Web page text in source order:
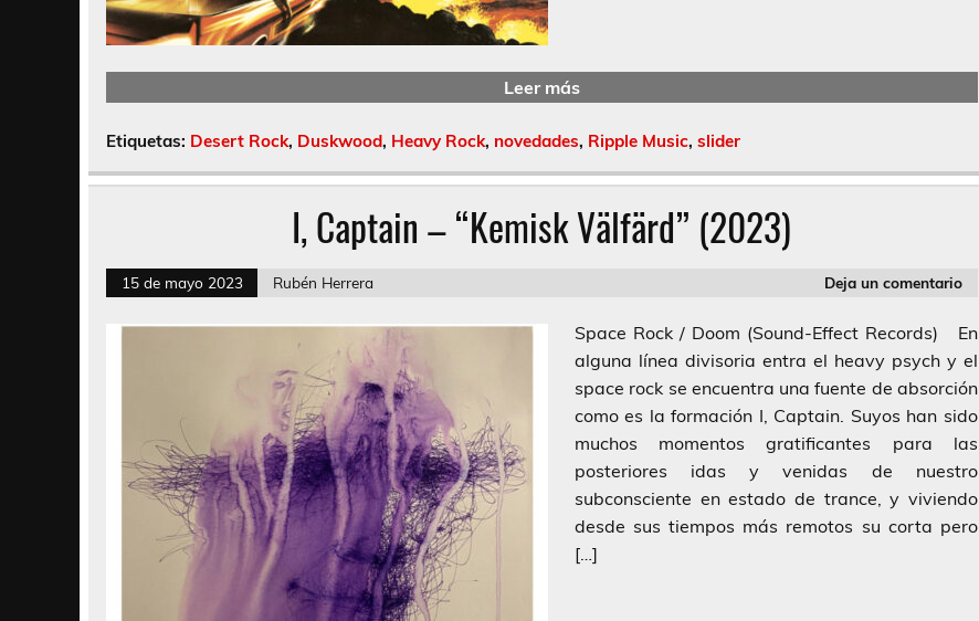
Leer más
Etiquetas: Desert Rock, Duskwood, Heavy Rock, novedades, Ripple Music, slider
I, Captain – “Kemisk V​ä​lf​ä​rd” (2023)
15 de mayo 2023 Rubén Herrera Deja un comentario
Space Rock / Doom (Sound-Effect Records) En
alguna línea divisoria entra el heavy psych y el
space rock se encuentra una fuente de absorción
como es la formación I, Captain. Suyos han sido
muchos momentos gratificantes para las
posteriores idas y venidas de nuestro
subconsciente en estado de trance, y viviendo
desde sus tiempos más remotos su corta pero
[…]